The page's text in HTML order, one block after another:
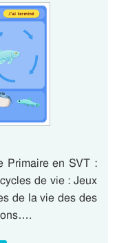
Primaire en SVT :
de vie : Jeux
de la vie des des